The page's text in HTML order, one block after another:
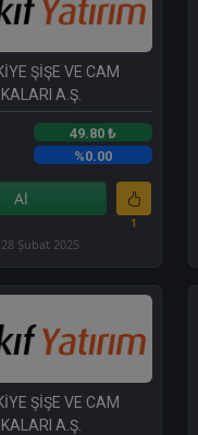
ŞİŞE VE CAM
A.Ş.
49.80 ₺
%0.00
Al
1
Şubat 2025
ŞİŞE VE CAM
A.Ş.